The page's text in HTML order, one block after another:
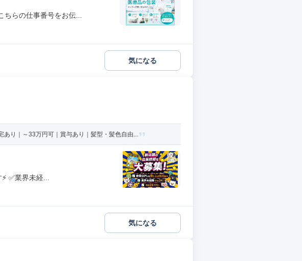
らの仕事番号をお伝...
気になる
あり｜～33万円可｜賞与あり｜髪型・髪色自由...
✅️業界未経...
気になる